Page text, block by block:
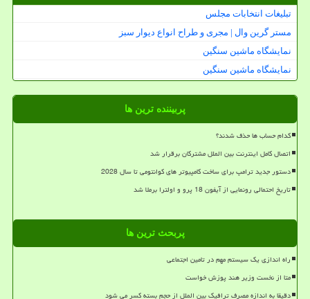
تبلیغات انتخابات مجلس
مستر گرین وال | مجری و طراح انواع دیوار سبز
نمایشگاه ماشین سنگین
نمایشگاه ماشین سنگین
پربیننده ترین ها
کدام حساب ها حذف شدند؟
اتصال کامل اینترنت بین الملل مشترکان برقرار شد
دستور جدید ترامپ برای ساخت کامپیوتر های کوانتومی تا سال 2028
تاریخ احتمالی رونمایی از آیفون 18 پرو و اولترا برملا شد
پربحث ترین ها
راه اندازی یک سیستم مهم در تامین اجتماعی
متا از نخست وزیر هند پوزش خواست
دقیقا به اندازه مصرف ترافیک بین الملل از حجم بسته کسر می شود